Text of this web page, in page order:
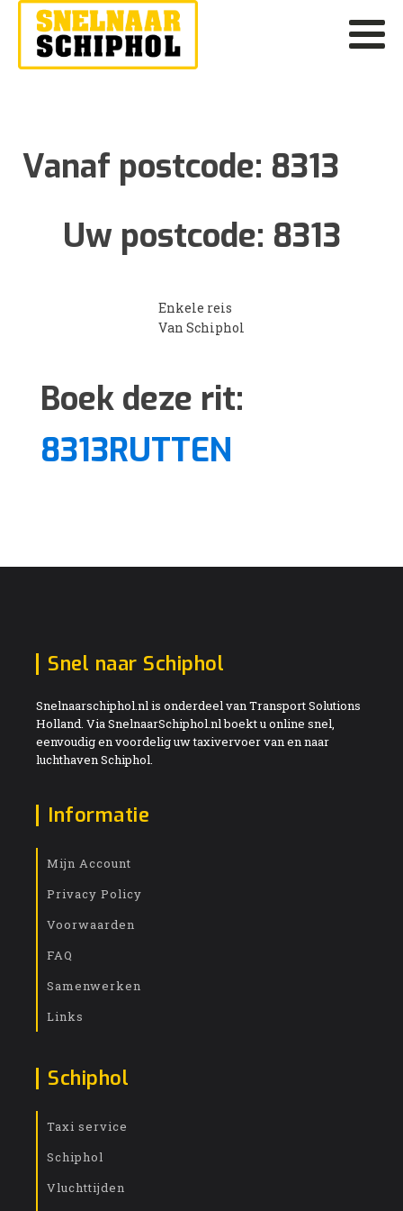
Vanaf postcode: 8313
Uw postcode: 8313
Enkele reis
Van Schiphol
Boek deze rit:
8313RUTTEN
Snel naar Schiphol
Snelnaarschiphol.nl is onderdeel van Transport Solutions
Holland. Via SnelnaarSchiphol.nl boekt u online snel,
eenvoudig en voordelig uw taxivervoer van en naar
luchthaven Schiphol.
Informatie
Mijn Account
Privacy Policy
Voorwaarden
FAQ
Samenwerken
Links
Schiphol
Taxi service
Schiphol
Vluchttijden